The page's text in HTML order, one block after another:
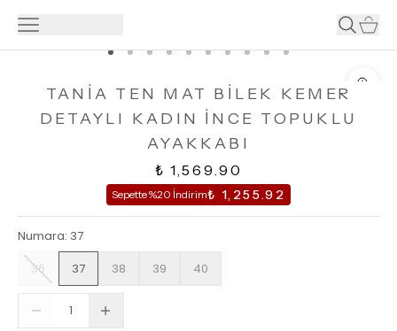
TANİA TEN MAT BİLEK KEMER
DETAYLI KADIN İNCE TOPUKLU
AYAKKABI
₺ 1,569.90
Sepette %20 İndirim₺ 1,255.92
Numara: 37
36
37 38 39 40